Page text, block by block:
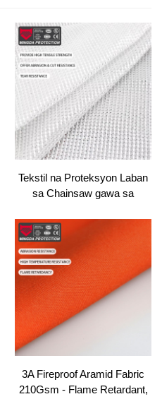
Tekstil na Proteksyon Laban
sa Chainsaw gawa sa
Materyales para sa
Seguridad para sa Chainsaw
PPE & Buhos
3A Fireproof Aramid Fabric
210Gsm - Flame Retardant,